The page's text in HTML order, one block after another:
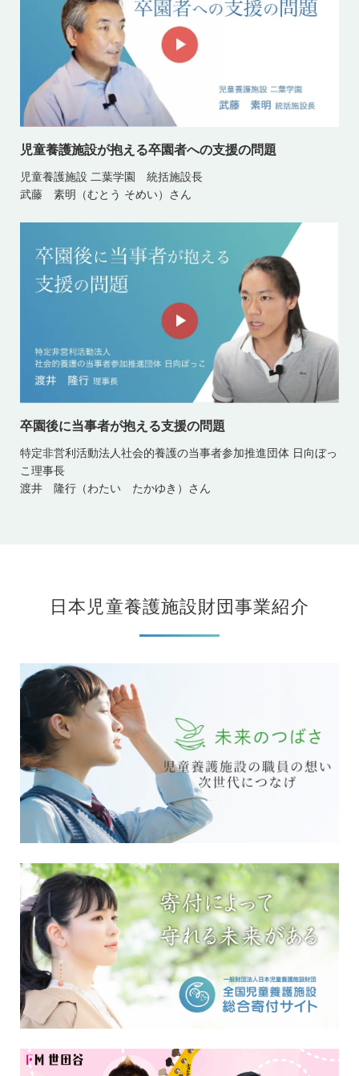
児童養護施設が抱える卒園者への支援の問題
児童養護施設 二葉学園 統括施設長
武藤 素明（むとう そめい）さん
卒園後に当事者が抱える支援の問題
特定非営利活動法人社会的養護の当事者参加推進団体 日向ぼっ
こ理事長
渡井 隆行（わたい たかゆき）さん
日本児童養護施設財団事業紹介